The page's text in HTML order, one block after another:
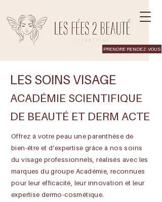
PRENDRE RENDEZ-VOUS
LES SOINS VISAGE
ACADÉMIE SCIENTIFIQUE
DE BEAUTÉ ET DERM ACTE
Offrez à votre peau une parenthèse de
bien-être et d’expertise grâce à nos soins
du visage professionnels, réalisés avec les
marques du groupe Académie, reconnues
pour leur efficacité, leur innovation et leur
expertise dermo-cosmétique.